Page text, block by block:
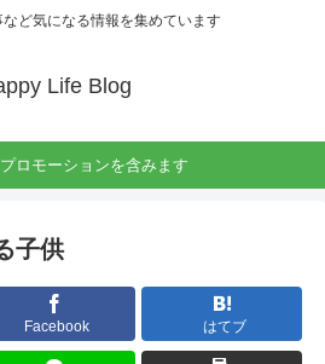
ど気になる情報を集めています
Life Blog
ロモーションを含みます
子供
Facebook はてブ